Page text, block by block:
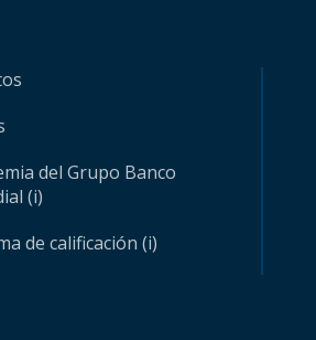
del Grupo Banco
(i)
de calificación (i)